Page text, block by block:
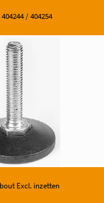
/ 404254
Excl. inzetten